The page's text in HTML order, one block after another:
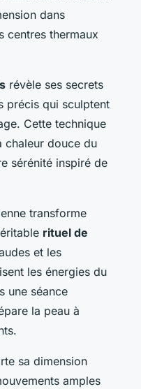
dans
centres thermaux
révèle ses secrets
précis qui sculptent
Cette technique
chaleur douce du
sérénité inspiré de
transforme
rituel de
et les
les énergies du
une séance
la peau à
sa dimension
amples